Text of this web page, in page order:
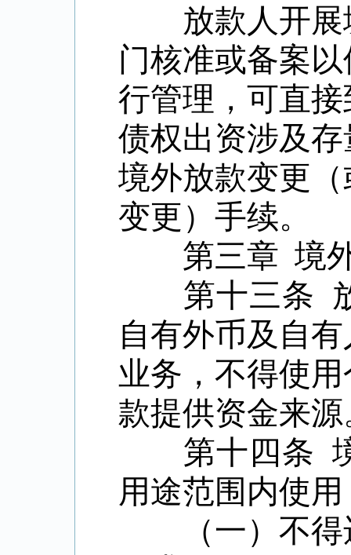
放款人开展
门核准或备案
行管理，可直
债权出资涉及
境外放款变更
变更）手续。
第三章 境
第十三条 放
自有外币及自
业务，不得使
款提供资金来源
第十四条 境
用途范围内使
（一）不得